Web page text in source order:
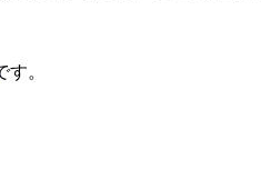
す。